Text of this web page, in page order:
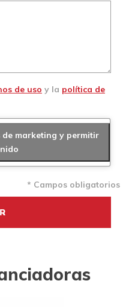
de uso y la política de
marketing y permitir
* Campos obligatorios